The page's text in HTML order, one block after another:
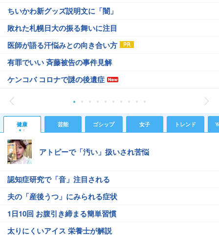
ちいかわ新グッズ説明文に「闇」
敗れた札幌日大の振る舞いに注目
医師が語る汗悩みとの向き合い方
有罪でいい 斉藤被告の事件見解
ケンコバ コロナで謎の後遺症
健康 芸能 ゴシップ 女子 トレンド
アトピーで「汚い」扱いされ苦悩
認知症研究で「音」注目される
夫の「産後うつ」にみられる症状
1日10回 お腹引き締まる簡単習慣
太りにくいアイス 栄養士が解説